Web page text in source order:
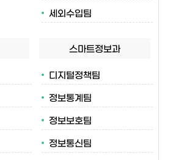
세외수입팀
스마트정보과
디지털정책팀
정보통계팀
정보보호팀
정보통신팀